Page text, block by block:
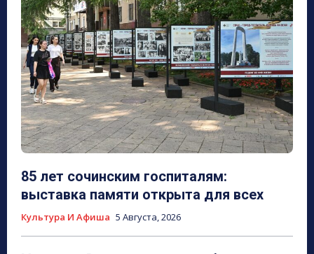
85 лет сочинским госпиталям:
выставка памяти открыта для всех
Культура И Афиша 5 Августа, 2026